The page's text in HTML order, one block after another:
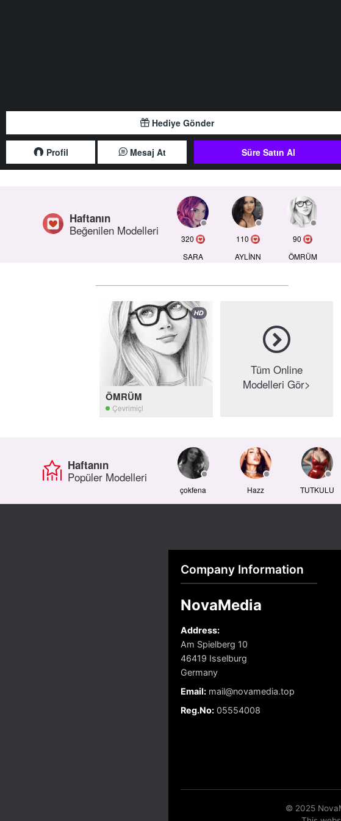
Hediye Gönder
Profil Mesaj At Süre Satın Al
Haftanın
Beğenilen Modelleri
320
SARA
110
AYLİNN
90
ÖMRÜM
ÖMRÜM
Çevrimiçi
Tüm Online
Modelleri Gör>
Haftanın
Popüler Modelleri
çokfena Hazz TUTKULU